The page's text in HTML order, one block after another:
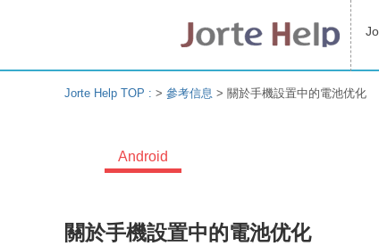
Jorte Help TOP : > 參考信息 > 關於手機設置中的電池优化
Android
關於手機設置中的電池优化